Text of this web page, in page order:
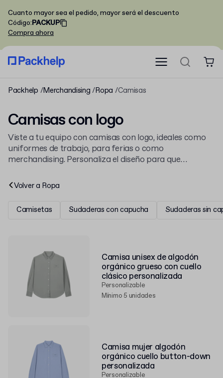
Cuanto mayor sea el pedido, mayor será el descuento
Código:PACKUP
Compra ahora
Packhelp Merchandising Ropa Camisas
Camisas con logo
Viste a tu equipo con camisas con logo, ideales como
uniformes de trabajo, para ferias o como
merchandising. Personaliza el diseño para que
logote ofrece más opciones para tu empresa.
Volver a Ropa
Camisetas Sudaderas con capucha Sudaderas sin
Camisa unisex de algodón
orgánico grueso con cuello
clásico personalizada
Personalizable
Mínimo 5 unidades
Camisa mujer algodón
orgánico cuello button-down
personalizada
Personalizable